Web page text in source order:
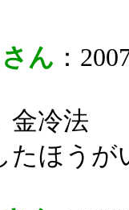
ん ：
金冷法
たほうが